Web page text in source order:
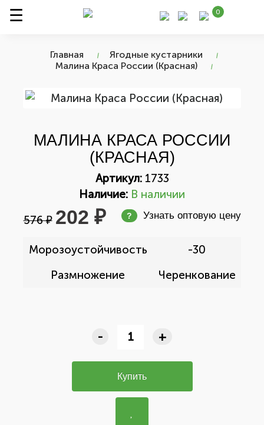
0
Главная
Ягодные кустарники
Малина Краса России (Красная)
МАЛИНА КРАСА РОССИИ
(КРАСНАЯ)
Артикул:1733
Наличие: В наличии
576 ₽ 202 ₽ ? Узнать оптовую цену
Морозоустойчивость
-30
Размножение
Черенкование
- +
Купить